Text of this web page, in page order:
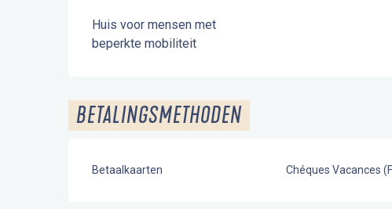
Huis voor mensen met
beperkte mobiliteit
BETALINGSMETHODEN
Betaalkaarten Chéques Vacances